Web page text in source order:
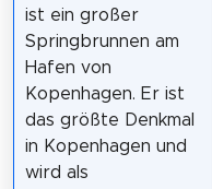
ist ein großer
Springbrunnen am
Hafen von
Kopenhagen. Er ist
das größte Denkmal
in Kopenhagen und
wird als